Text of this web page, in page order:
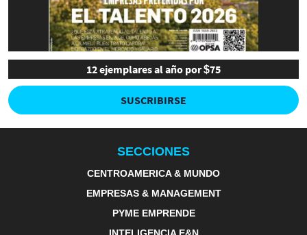
12 ejemplares al año por $75
SUSCRIBIRSE
SECCIONES
CENTROAMERICA & MUNDO
EMPRESAS & MANAGEMENT
PYME EMPRENDE